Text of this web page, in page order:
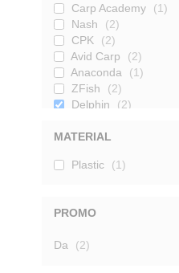
Carp Academy
1
Nash
2
CPK
2
Avid Carp
2
Anaconda
1
ZFish
2
Delphin
2
Carp Spot
MATERIAL
Plastic 1
PROMO
Da 2produse